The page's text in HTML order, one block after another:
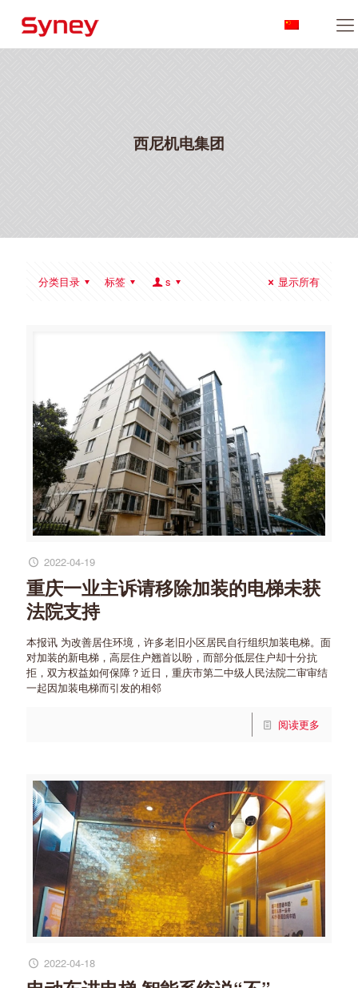
西尼机电集团
分类目录 标签 s 显示所有
2022-04-19
重庆一业主诉请移除加装的电梯未获
法院支持
本报讯 为改善居住环境，许多老旧小区居民自行组织加装电梯。面
对加装的新电梯，高层住户翘首以盼，而部分低层住户却十分抗
拒，双方权益如何保障？近日，重庆市第二中级人民法院二审审结
一起因加装电梯而引发的相邻
阅读更多
2022-04-18